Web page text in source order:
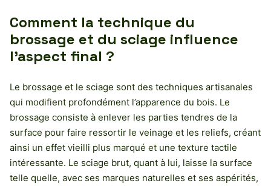
Comment la technique du
brossage et du sciage influence
l’aspect final ?
Le brossage et le sciage sont des techniques artisanales
qui modifient profondément l’apparence du bois. Le
brossage consiste à enlever les parties tendres de la
surface pour faire ressortir le veinage et les reliefs, créant
ainsi un effet vieilli plus marqué et une texture tactile
intéressante. Le sciage brut, quant à lui, laisse la surface
telle quelle, avec ses marques naturelles et ses aspérités,